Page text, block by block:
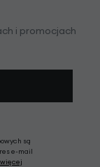
i promocjach
są
e-mail